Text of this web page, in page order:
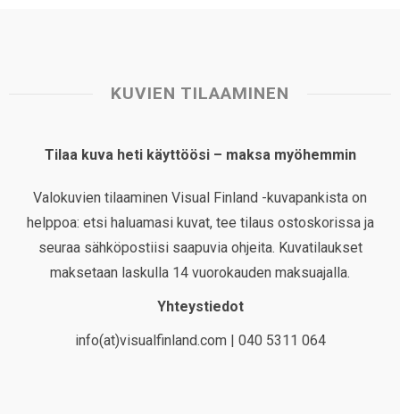
KUVIEN TILAAMINEN
Tilaa kuva heti käyttöösi – maksa myöhemmin
Valokuvien tilaaminen Visual Finland -kuvapankista on
helppoa: etsi haluamasi kuvat, tee tilaus ostoskorissa ja
seuraa sähköpostiisi saapuvia ohjeita. Kuvatilaukset
maksetaan laskulla 14 vuorokauden maksuajalla.
Yhteystiedot
info(at)visualfinland.com | 040 5311 064